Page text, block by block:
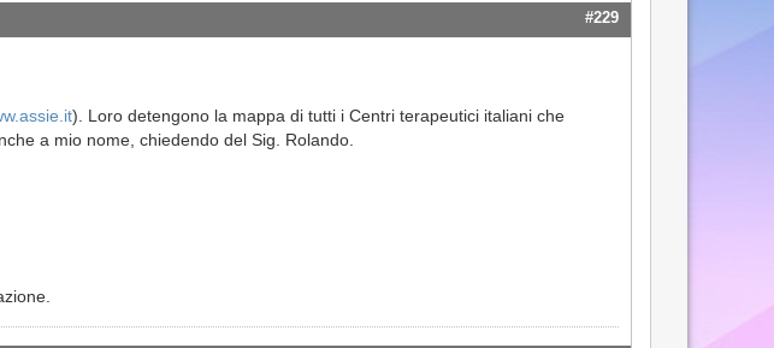
#229
). Loro detengono la mappa di tutti i Centri terapeutici italiani che
a mio nome, chiedendo del Sig. Rolando.